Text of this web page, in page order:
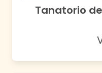
Tanatorio